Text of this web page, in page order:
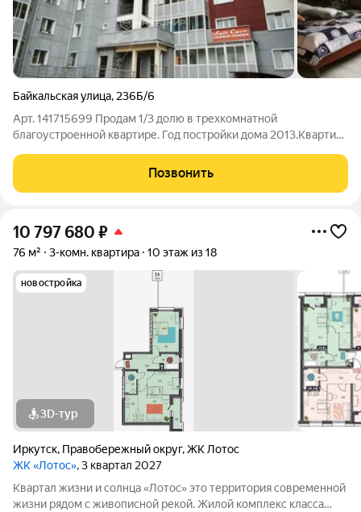
Байкальская улица, 236Б/6
Арт. 141715699 Продам 1/3 долю в трехкомнатной
благоустроенной квартире. Год постройки дома 2013.Квартира
высокие. Всего три взрослых собственника по 1/3 доли у
каждого. Документы готовы к продаже.
Позвонить
10 797 680 ₽
76 м² 3-комн. квартира 10 этаж из 18
новостройка
3D-тур
Иркутск, Правобережный округ,ЖК Лотос
ЖК «Лотос», 3 квартал 2027
Квартал жизни и солнца «Лотос» это территория современной
жизни рядом с живописной рекой. Жилой комплекс класса